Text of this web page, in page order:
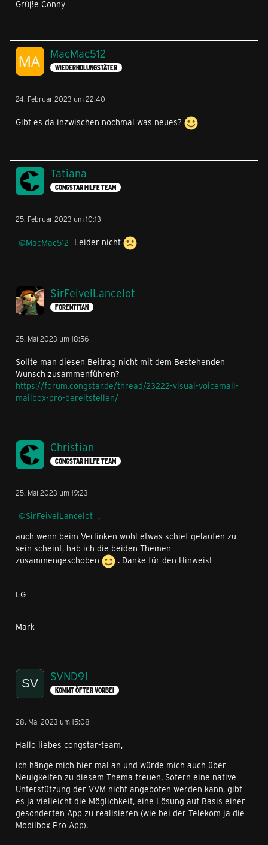
Grüße Conny
MacMac512
WIEDERHOLUNGSTÄTER
24. Februar 2023 um 22:40
Gibt es da inzwischen nochmal was neues?
Tatiana
CONGSTAR HILFE TEAM
25. Februar 2023 um 10:13
MacMac512 Leider nicht
SirFeivelLancelot
FORENTITAN
25. Mai 2023 um 18:56
Sollte man diesen Beitrag nicht mit dem Bestehenden
Wunsch zusammenführen?
https://forum.congstar.de/thread/23222-visual-voicemail-
mailbox-pro-bereitstellen/
Christian
CONGSTAR HILFE TEAM
25. Mai 2023 um 19:23
SirFeivelLancelot ,
auch wenn beim Verlinken wohl etwas schief gelaufen zu
sein scheint, hab ich die beiden Themen
zusammengeschoben
. Danke für den Hinweis!
LG
Mark
SVND91
KOMMT ÖFTER VORBEI
28. Mai 2023 um 15:08
Hallo liebes congstar-team,
ich hänge mich hier mal an und würde mich auch über
Neuigkeiten zu diesem Thema freuen. Sofern eine native
Unterstützung der VVM nicht angeboten werden kann, gibt
es ja vielleicht die Möglichkeit, eine Lösung auf Basis einer
gesonderten App zu realisieren (wie bei der Telekom ja die
Mobilbox Pro App).